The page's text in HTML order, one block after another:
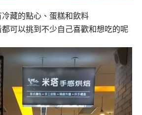
藏的點心、蛋糕和飲料
可以挑到不少自己喜歡和想吃的呢